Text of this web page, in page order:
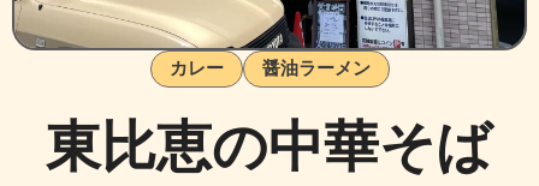
カレー 醤油ラーメン
東比恵の中華そば